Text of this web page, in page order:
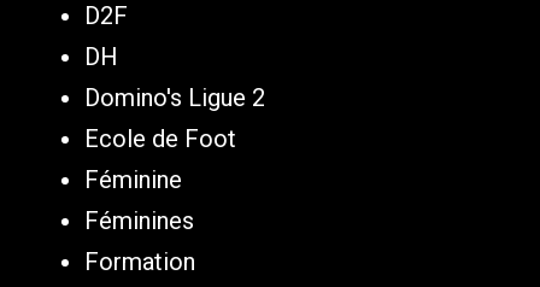
D2F
DH
Domino's Ligue 2
Ecole de Foot
Féminine
Féminines
Formation